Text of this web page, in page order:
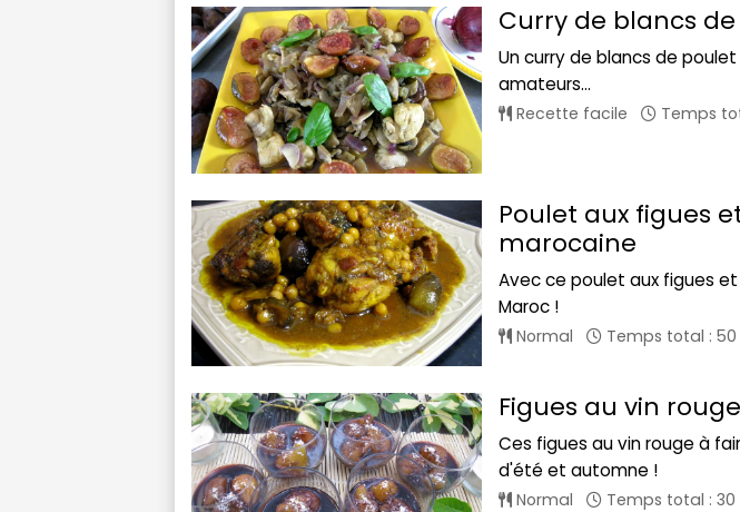
Curry de blancs
Un curry de blancs de
amateurs...
Recette facile Temps
Poulet aux figues
marocaine
Avec ce poulet aux figues
Maroc !
Normal Temps total :
Figues au vin rouge
Ces figues au vin rouge à
d'été et automne !
Normal Temps total : 30